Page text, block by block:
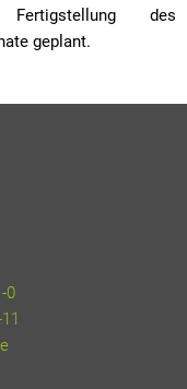
des
geplant.
0